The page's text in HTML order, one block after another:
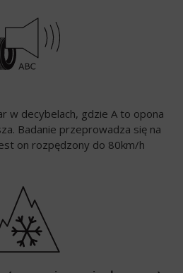
w decybelach, gdzie A to opona
Badanie przeprowadza się na
on rozpędzony do 80km/h